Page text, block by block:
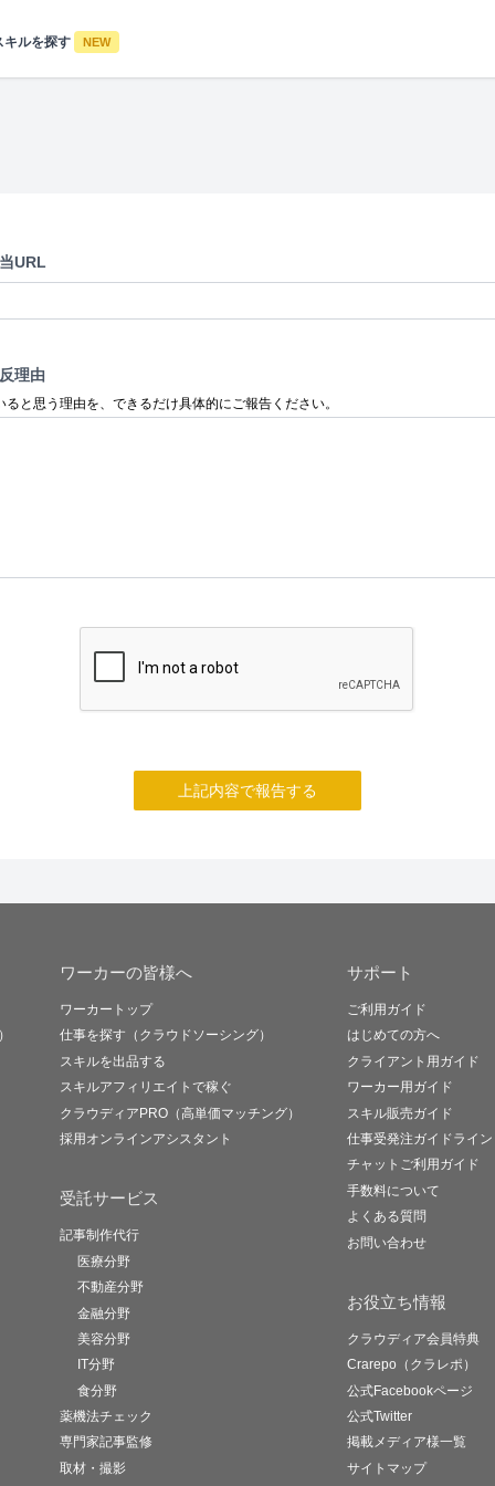
キルを探す NEW
URL
理由
ると思う理由を、できるだけ具体的にご報告ください。
上記内容で報告する
ワーカーの皆様へ
ワーカートップ
仕事を探す（クラウドソーシング）
スキルを出品する
スキルアフィリエイトで稼ぐ
クラウディアPRO（高単価マッチング）
採用オンラインアシスタント
受託サービス
記事制作代行
医療分野
不動産分野
金融分野
美容分野
IT分野
食分野
薬機法チェック
専門家記事監修
取材・撮影
サポート
ご利用ガイド
はじめての方へ
クライアント用ガイド
ワーカー用ガイド
スキル販売ガイド
仕事受発注ガイドライン
チャットご利用ガイド
手数料について
よくある質問
お問い合わせ
お役立ち情報
クラウディア会員特典
Crarepo（クラレポ）
公式Facebookページ
公式Twitter
掲載メディア様一覧
サイトマップ